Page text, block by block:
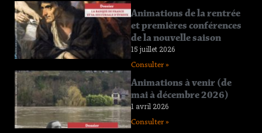
Connaissance
de l’Eure
n°219
12 juin 2026
de l’Eure
n°218
11 avril 2026
Animations de la rentrée
et premières conférences
de la nouvelle saison
15 juillet 2026
Consulter »
Animations à venir (de
mai à décembre 2026)
1 avril 2026
Consulter »